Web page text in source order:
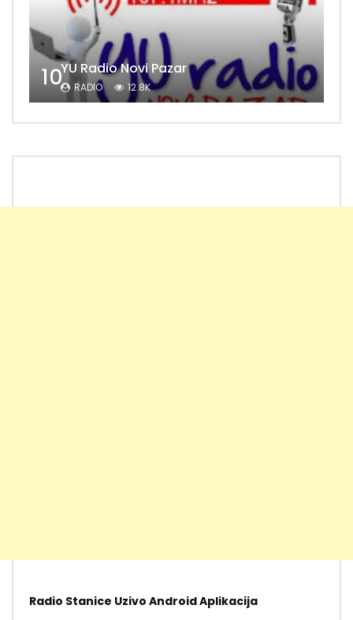
10YU Radio Novi Pazar
RADIO 12.8K
Radio Stanice Uzivo Android Aplikacija